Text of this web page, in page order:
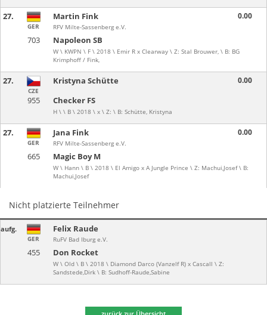
27.
703 Napoleon SB
W \ KWPN \ F \ 2018 \ Emir R x Clearway \ Z: Stal Brouwer, \ B: BG
Krimphoff / Fink,
GER
Martin Fink
RFV Milte-Sassenberg e.V.
0.00
27.
955
Checker FS
H \ \ B \ 2018 \ x \ Z: \ B: Schütte, Kristyna
CZE
Kristyna Schütte 0.00
27.
665 Magic Boy M
W \ Hann \ B \ 2018 \ El Amigo x A Jungle Prince \ Z: Machui,Josef \ B:
Machui,Josef
GER
Jana Fink
RFV Milte-Sassenberg e.V.
0.00
Nicht platzierte Teilnehmer
aufg.
455 Don Rocket
W \ Old \ B \ 2018 \ Diamond Darco (Vanzelf R) x Cascall \ Z:
Sandstede,Dirk \ B: Sudhoff-Raude,Sabine
GER
Felix Raude
RuFV Bad Iburg e.V.